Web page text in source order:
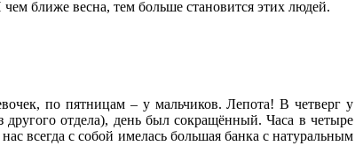
ближе весна, тем больше становится этих людей.
по пятницам – у мальчиков. Лепота! В четверг у
отдела), день был сокращённый. Часа в четыре
всегда с собой имелась большая банка с натуральным